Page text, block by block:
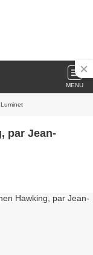
MENU
par Jean-